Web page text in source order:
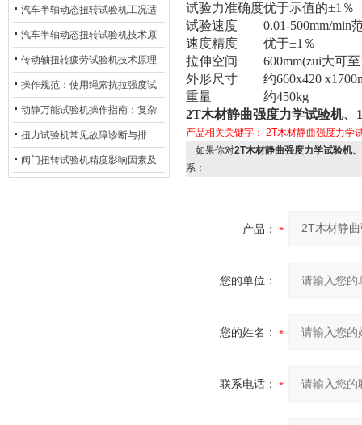
术及产业落地应用
汽车半轴动态扭转试验机工况适
配与质控应用探析
汽车半轴动态扭转试验机技术原
理与行业应用
传动轴扭转疲劳试验机技术原理
与行业应用
操作规范：使用绳索抗拉强度试
验机的完整测试步骤
动静万能试验机操作指南：复杂
动态测试的标准化流程
扭力试验机常见故障诊断与排
除：从传感器信号异常到机械传
阀门扭转试验机精度影响因素及
试验力准确度优于示值的±1％
试验速度
0.01-500mm/min
速度精度
优于±1％
拉伸空间
600mm(zui大可
外形尺寸
约660x420
重量
约450kg
2T木材静曲强度力学试验机、
产品相关关键字： 2T木材静曲强度力学
如果你对2T木材静曲强度力学试验机
系：
产品：
您的单位：
您的姓名：
联系电话：